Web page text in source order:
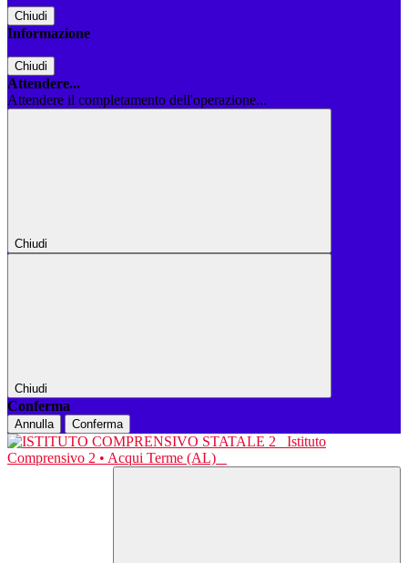
Chiudi
Informazione
Chiudi
Attendere...
Attendere il completamento dell'operazione...
Chiudi
Chiudi
Conferma
Annulla Conferma
Istituto
Comprensivo 2 • Acqui Terme (AL)